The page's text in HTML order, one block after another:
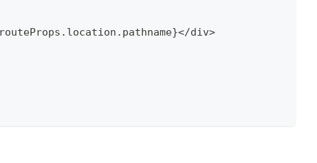
routeProps . location . pathname}</div>